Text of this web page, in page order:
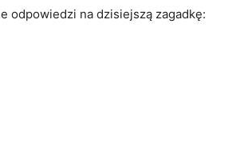
odpowiedzi na dzisiejszą zagadkę: